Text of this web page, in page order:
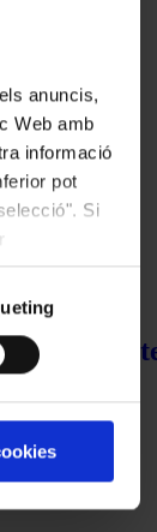
anuncis,
Web amb
informació
pot
Si
i el